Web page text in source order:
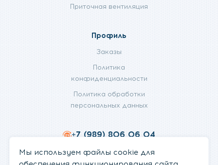
Приточная вентиляция
Профиль
Заказы
Политика
конфиденциальности
Политика обработки
персональных данных
+7 (989) 806 06 04
info@fanifan.ru
Мы используем файлы cookie для